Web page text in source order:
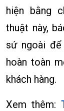
hiện bằng
thuật này,
sứ ngoài
hoàn toàn
khách hàng.
Xem thêm: